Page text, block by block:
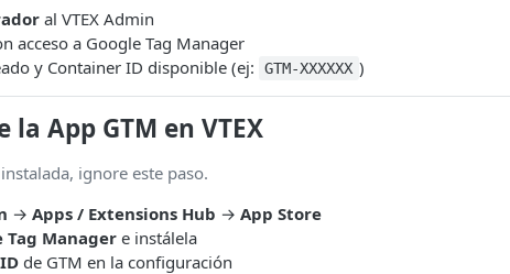
al VTEX Admin
acceso a Google Tag Manager
y Container ID disponible (ej: GTM-XXXXXX )
App GTM en VTEX
ignore este paso.
→ Apps / Extensions Hub → App Store
Tag Managere instálela
de GTM en la configuración